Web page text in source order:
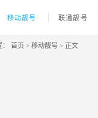
移动靓号 联通靓号
： 首页 > 移动靓号 > 正文